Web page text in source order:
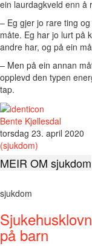
ein laurdagkveld enn å
– Eg gjer jo rare ting
måte. Eg har jo lurt på
andre har, og på ein
– Men på ein annan
opplevd den typen
tap.
Bente Kjøllesdal
torsdag 23. april 2020
(sjukdom)
MEIR OM sjukdom
sjukdom
på barn